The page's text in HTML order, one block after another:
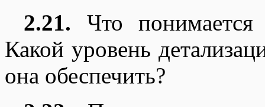
2.21. Что понимается
Какой уровень
она обеспечить?